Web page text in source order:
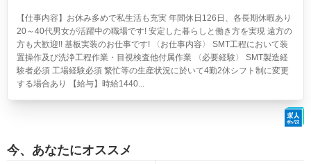
【仕事内容】お休み多めで私生活も充実 年間休日126日、各長期休暇あり
20～40代男女が活躍中の職場です! 安定した暮らしと働き方を実現 遠方の
方も大歓迎!! 基板実装のお仕事です! 〈お仕事内容〉 SMT工程において装
置操作及び洗浄工程作業・目視検査他付属作業 〈必要経験〉 SMT製造経
験者必須 工場経験必須 繁忙等の生産状況に於いて4勤2休シフト制に変更
する場合あり 【給与】時給1440...
今、あなたにオススメ